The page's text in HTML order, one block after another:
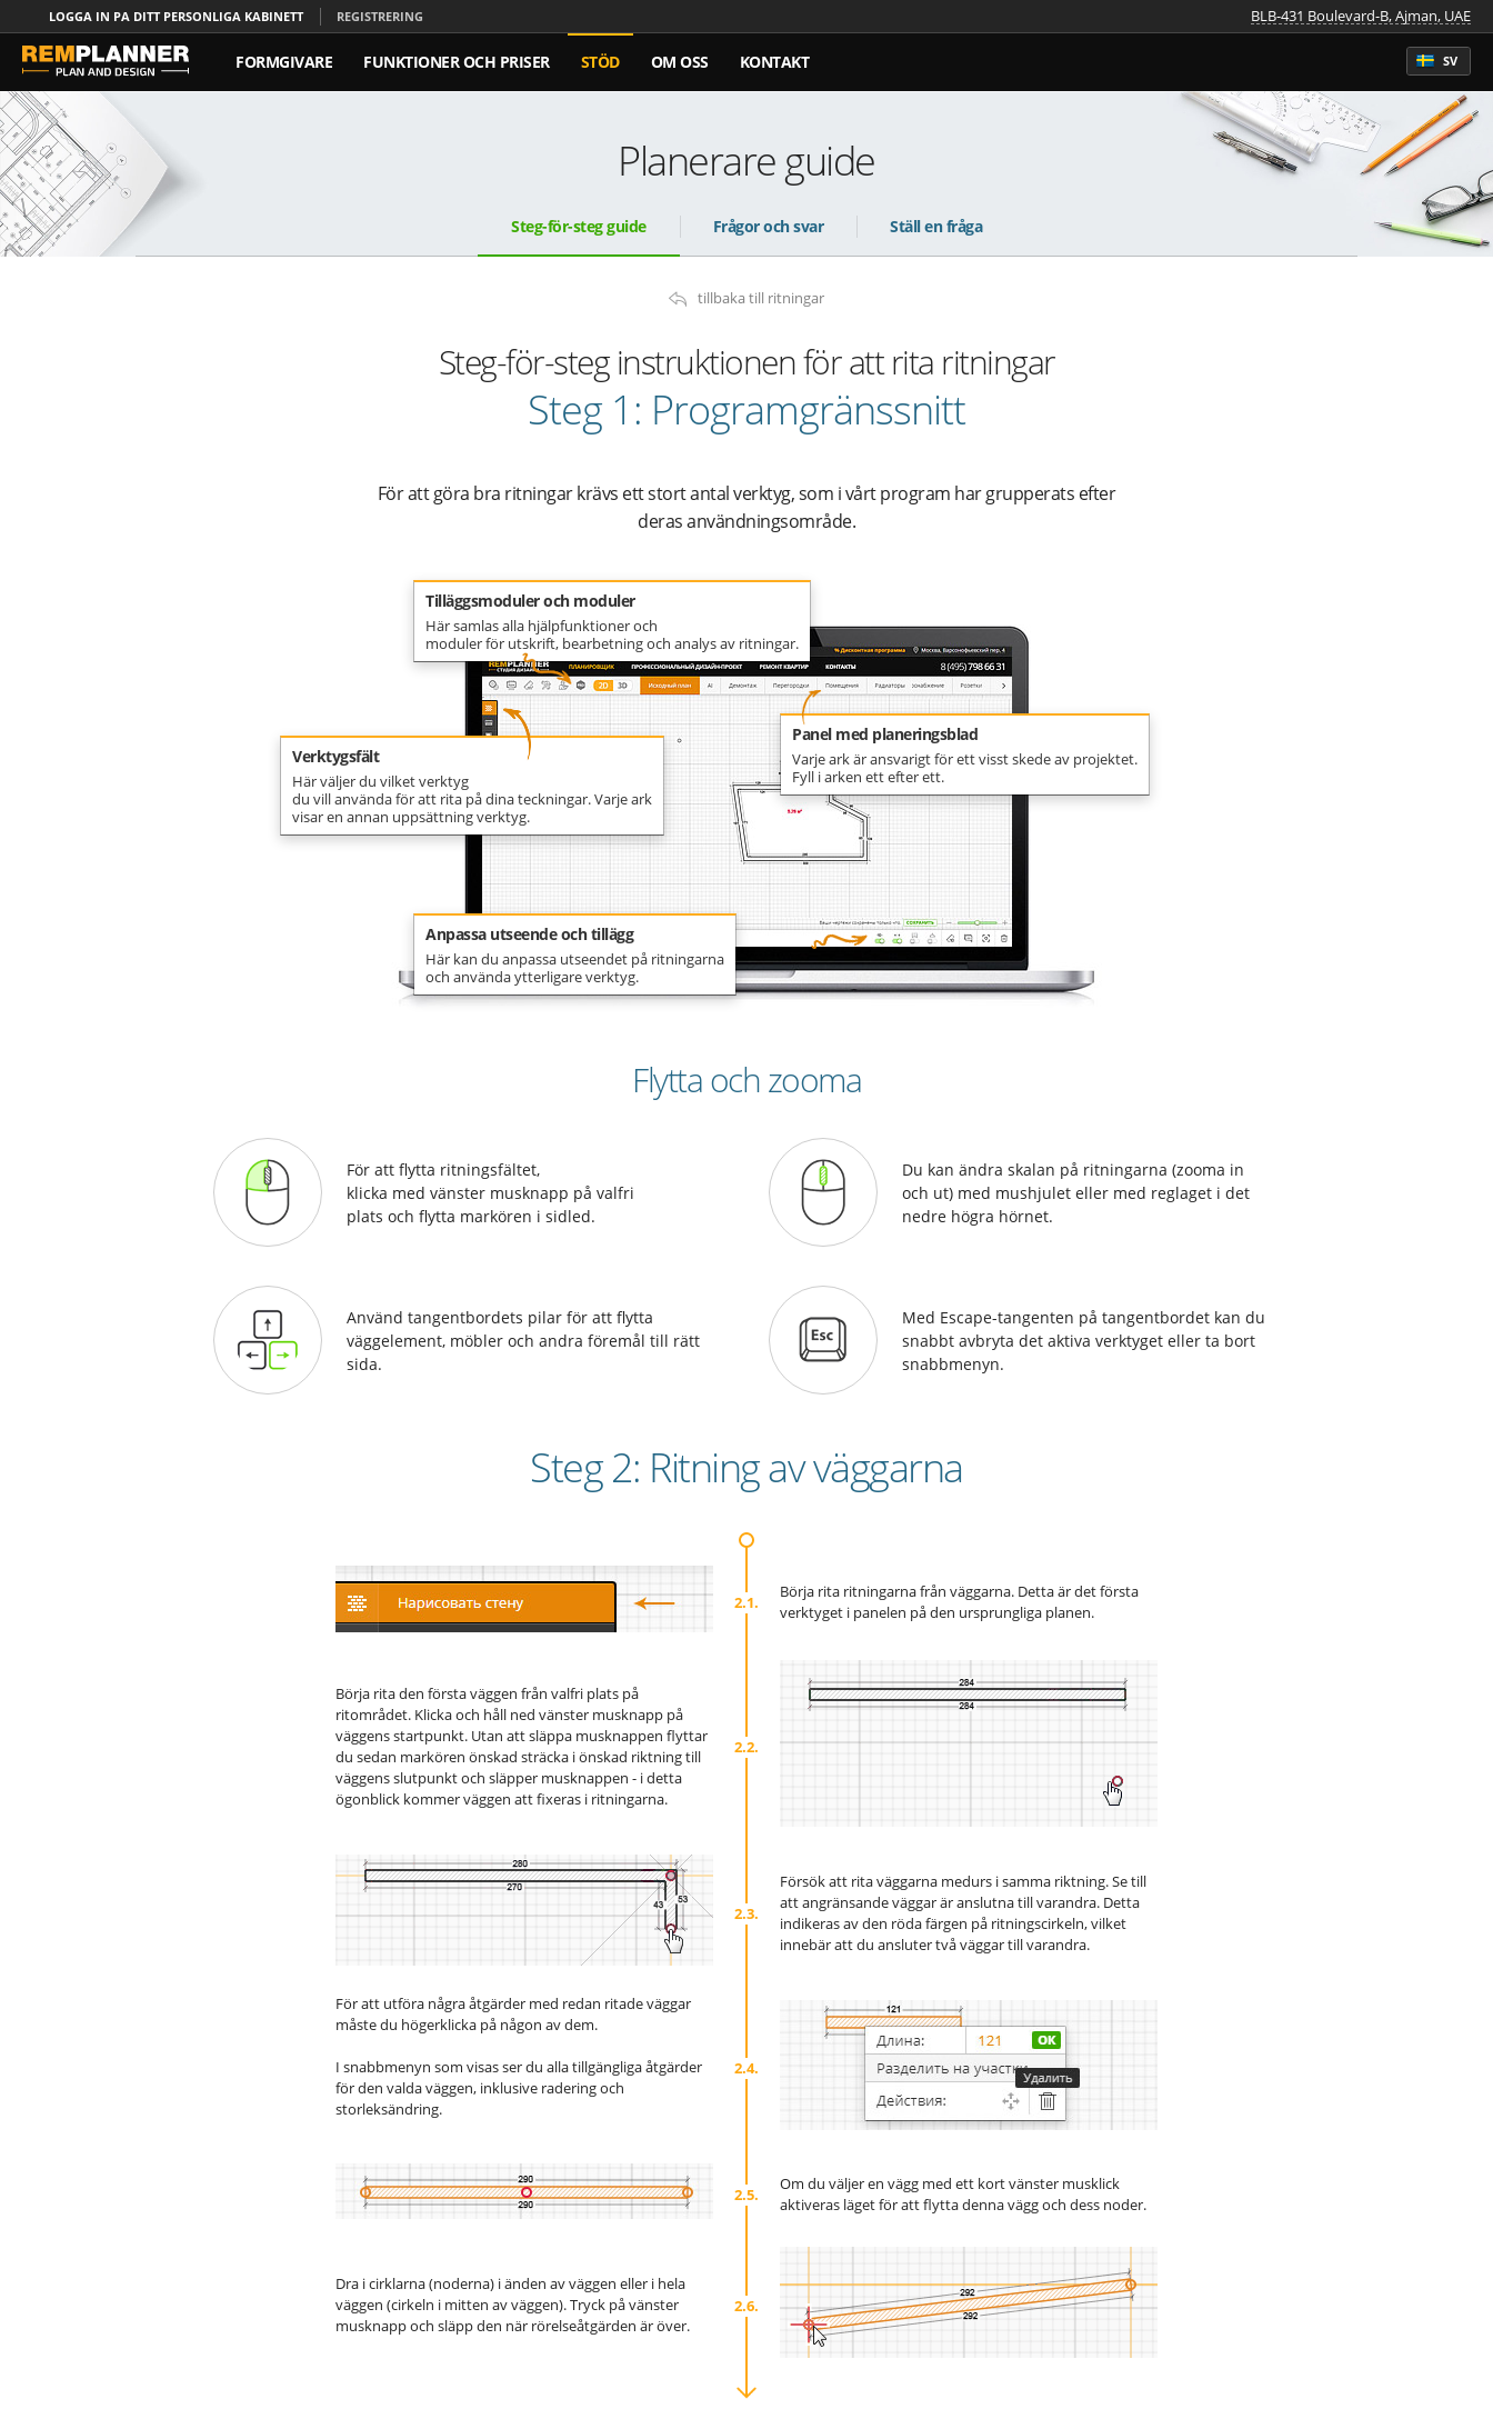
LOGGA IN PA DITT PERSONLIGA KABINETT REGISTRERING BLB-431 Boulevard-B, Ajman, UAE
SV
FORMGIVARE FUNKTIONER OCH PRISER STÖD OM OSS KONTAKT
Planerare guide
Steg-för-steg guide Frågor och svar Ställ en fråga
tillbaka till ritningar
Steg-för-steg instruktionen för att rita ritningar
Steg 1: Programgränssnitt
För att göra bra ritningar krävs ett stort antal verktyg, som i vårt program har grupperats efter
deras användningsområde.
Verktygsfält
Här väljer du vilket verktyg
du vill använda för att rita på dina teckningar. Varje ark
visar en annan uppsättning verktyg.
Panel med planeringsblad
Varje ark är ansvarigt för ett visst skede av projektet.
Fyll i arken ett efter ett.
Tilläggsmoduler och moduler
Här samlas alla hjälpfunktioner och
moduler för utskrift, bearbetning och analys av ritningar.
Anpassa utseende och tillägg
Här kan du anpassa utseendet på ritningarna
och använda ytterligare verktyg.
Flytta och zooma
För att flytta ritningsfältet,
klicka med vänster musknapp på valfri
plats och flytta markören i sidled.
Du kan ändra skalan på ritningarna (zooma in
och ut) med mushjulet eller med reglaget i det
nedre högra hörnet.
Använd tangentbordets pilar för att flytta
väggelement, möbler och andra föremål till rätt
sida.
Med Escape-tangenten på tangentbordet kan du
snabbt avbryta det aktiva verktyget eller ta bort
snabbmenyn.
Steg 2: Ritning av väggarna
2.1.
Börja rita ritningarna från väggarna. Detta är det första
verktyget i panelen på den ursprungliga planen.
Börja rita den första väggen från valfri plats på
ritområdet. Klicka och håll ned vänster musknapp på
väggens startpunkt. Utan att släppa musknappen flyttar
du sedan markören önskad sträcka i önskad riktning till
väggens slutpunkt och släpper musknappen - i detta
ögonblick kommer väggen att fixeras i ritningarna.
2.2.
2.3.
Försök att rita väggarna medurs i samma riktning. Se till
att angränsande väggar är anslutna till varandra. Detta
indikeras av den röda färgen på ritningscirkeln, vilket
innebär att du ansluter två väggar till varandra.
För att utföra några åtgärder med redan ritade väggar
måste du högerklicka på någon av dem.
I snabbmenyn som visas ser du alla tillgängliga åtgärder
för den valda väggen, inklusive radering och
storleksändring.
2.4.
2.5.
Om du väljer en vägg med ett kort vänster musklick
aktiveras läget för att flytta denna vägg och dess noder.
Dra i cirklarna (noderna) i änden av väggen eller i hela
väggen (cirkeln i mitten av väggen). Tryck på vänster
musknapp och släpp den när rörelseåtgärden är över.
2.6.